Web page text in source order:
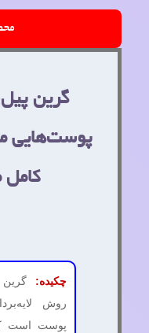
گرین
پوست‌هایی
کامل
چکیده:
روش
پوست است که